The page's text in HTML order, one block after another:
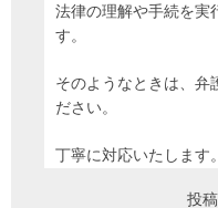
法律の理解や手続を実
す。
そのようなときは、弁
ださい。
丁寧に対応いたします。
投